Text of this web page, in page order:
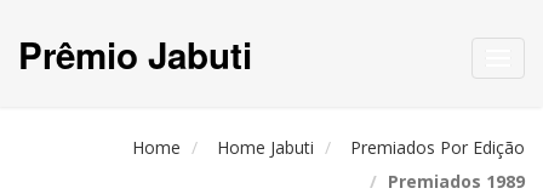
Prêmio Jabuti
Home Home Jabuti
Premiados Por Edição
Premiados 1989